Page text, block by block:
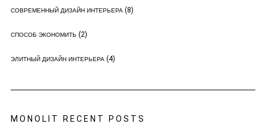
СОВРЕМЕННЫЙ ДИЗАЙН ИНТЕРЬЕРА(8)
СПОСОБ ЭКОНОМИТЬ (2)
ЭЛИТНЫЙ ДИЗАЙН ИНТЕРЬЕРА(4)
MONOLIT RECENT POSTS